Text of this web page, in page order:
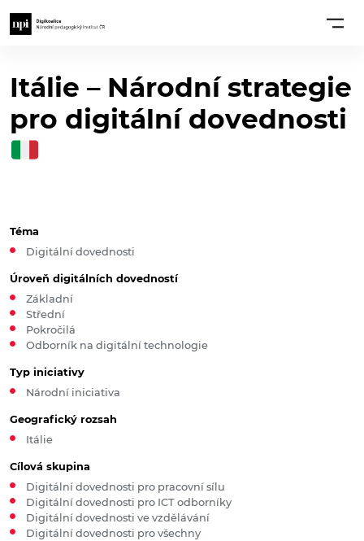
Itálie – Národní strategie
pro digitální dovednosti
Téma
Digitální dovednosti
Úroveň digitálních dovedností
Základní
Střední
Pokročilá
Odborník na digitální technologie
Typ iniciativy
Národní iniciativa
Geografický rozsah
Itálie
Cílová skupina
Digitální dovednosti pro pracovní sílu
Digitální dovednosti pro ICT odborníky
Digitální dovednosti ve vzdělávání
Digitální dovednosti pro všechny